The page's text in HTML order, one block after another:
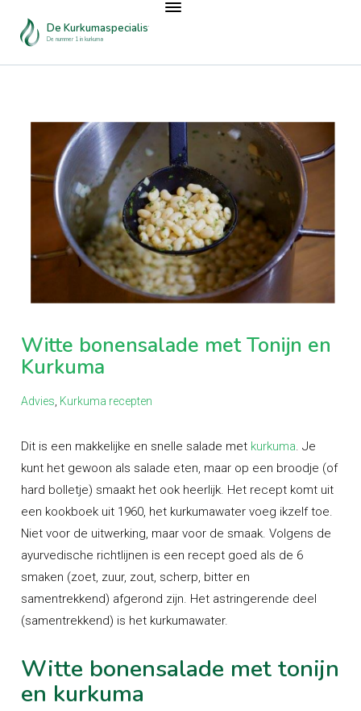
De Kurkumaspecialist
De nummer 1 in kurkuma
Witte bonensalade met Tonijn en
Kurkuma
Advies Kurkuma recepten
Dit is een makkelijke en snelle salade met kurkuma. Je
kunt het gewoon als salade eten, maar op een broodje (of
hard bolletje) smaakt het ook heerlijk. Het recept komt uit
een kookboek uit 1960, het kurkumawater voeg ikzelf toe.
Niet voor de uitwerking, maar voor de smaak. Volgens de
ayurvedische richtlijnen is een recept goed als de 6
smaken (zoet, zuur, zout, scherp, bitter en
samentrekkend) afgerond zijn. Het astringerende deel
(samentrekkend) is het kurkumawater.
Witte bonensalade met tonijn
en kurkuma